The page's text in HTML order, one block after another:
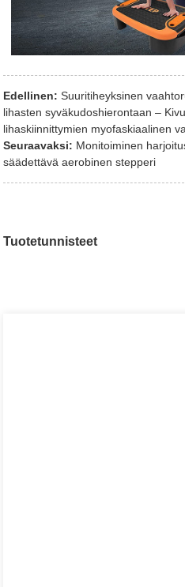
Edellinen: Suuritiheyksinen
lihasten syväkudoshierontaan –
lihaskiinnittymien myofaskiaalinen
Seuraavaksi: Monitoiminen
säädettävä aerobinen stepperi
Tuotetunnisteet